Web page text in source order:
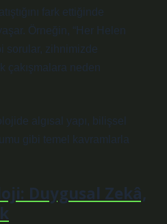
fark ettiğinde
Örneğin, “Her Helen
sorular, zihnimizde
çakışmalara neden
algısal yapı, bilişsel
gibi temel kavramlarla
Duygusal Zekâ,